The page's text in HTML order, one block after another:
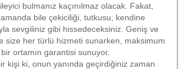
bulmanız kaçınılmaz olacak. Fakat,
bile çekiciliği, tutkusu, kendine
sevgiliniz gibi hissedeceksiniz. Geniş ve
size her türlü hizmeti sunarken, maksimum
ortamın garantisi sunuyor.
kişi ki, onun yanında geçirdiğiniz zaman